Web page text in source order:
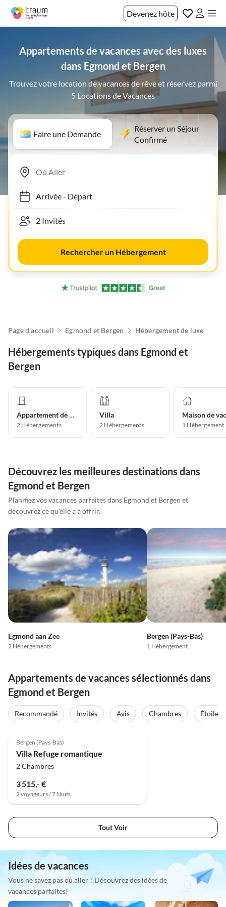
Devenez hôte
Appartements de vacances avec des luxes
dans Egmond et Bergen
Trouvez votre location de vacances de rêve et réservez parmi
5 Locations de Vacances
Faire une Demande
Réserver un Séjour
Confirmé
Arrivée- Départ
Rechercher un Hébergement
Page d'accueil Egmond et Bergen Hébergement de luxe
Hébergements typiques dans Egmond et
Bergen
Appartement de vacances
2 Hébergements
Villa
2 Hébergements 1 Hébergement
Découvrez les meilleures destinations dans
Egmond et Bergen
Planifiez vos vacances parfaites dans Egmond et Bergen et
découvrez ce qu'elle a à offrir.
Egmond aan Zee
2 Hébergements
Bergen (Pays-Bas)
1 Hébergement
Appartements de vacances sélectionnés dans
Egmond et Bergen
Recommandé Invités Avis Chambres Étoiles
Meilleure
Bergen (Pays-Bas)
Villa Refuge romantique
2 Chambres
3 515,- €
2 voyageurs / 7 Nuits
Tout Voir
Idées de vacances
Vous ne savez pas où aller ? Découvrez des idées de
vacances parfaites!